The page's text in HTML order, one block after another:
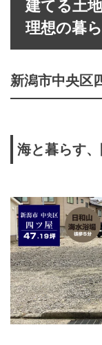
建てる土地
理想の暮
新潟市中央区
海と暮らす